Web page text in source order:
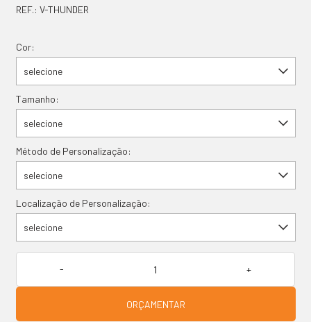
REF.: V-THUNDER
Cor:
selecione
Tamanho:
selecione
Método de Personalização:
selecione
Localização de Personalização:
selecione
ORÇAMENTAR